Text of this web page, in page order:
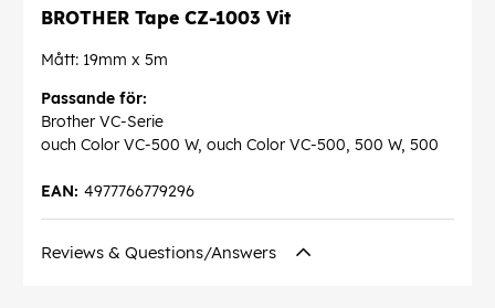
BROTHER Tape CZ-1003 Vit
Mått: 19mm x 5m
Passande för:
Brother VC-Serie
ouch Color VC-500 W, ouch Color VC-500, 500 W, 500
4977766779296
EAN:
Reviews & Questions/Answers